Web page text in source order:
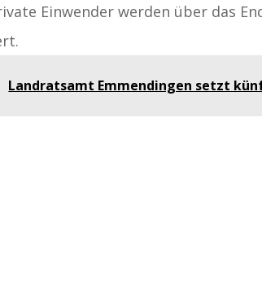
Einwender werden über das
Landratsamt Emmendingen setzt